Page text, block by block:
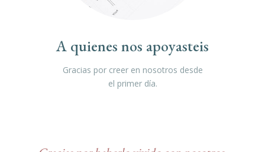
A quienes nos apoyasteis
Gracias por creer en nosotros desde
el primer día.